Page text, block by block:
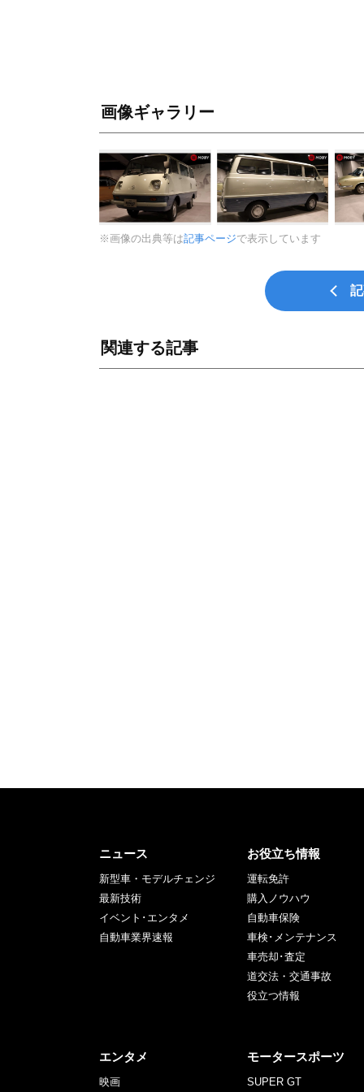
画像ギャラリー
※画像の出典等は記事ページで表示しています
関連する記事
ニュース
新型車・モデルチェンジ
最新技術
イベント･エンタメ
自動車業界速報
お役立ち情報
運転免許
購入ノウハウ
自動車保険
車検･メンテナンス
車売却･査定
道交法・交通事故
役立つ情報
エンタメ
映画
モータースポーツ
SUPER GT